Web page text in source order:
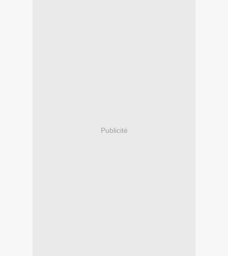
Publicité